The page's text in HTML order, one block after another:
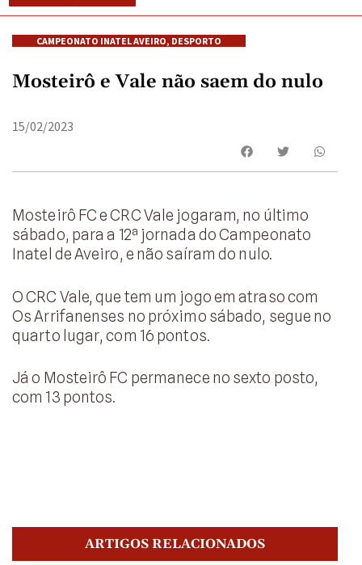
CAMPEONATO INATEL AVEIRO, DESPORTO
Mosteirô e Vale não saem do nulo
15/02/2023
Mosteirô FC e CRC Vale jogaram, no último
sábado, para a 12ª jornada do Campeonato
Inatel de Aveiro, e não saíram do nulo.
O CRC Vale, que tem um jogo em atraso com
Os Arrifanenses no próximo sábado, segue no
quarto lugar, com 16 pontos.
Já o Mosteirô FC permanece no sexto posto,
com 13 pontos.
ARTIGOS RELACIONADOS